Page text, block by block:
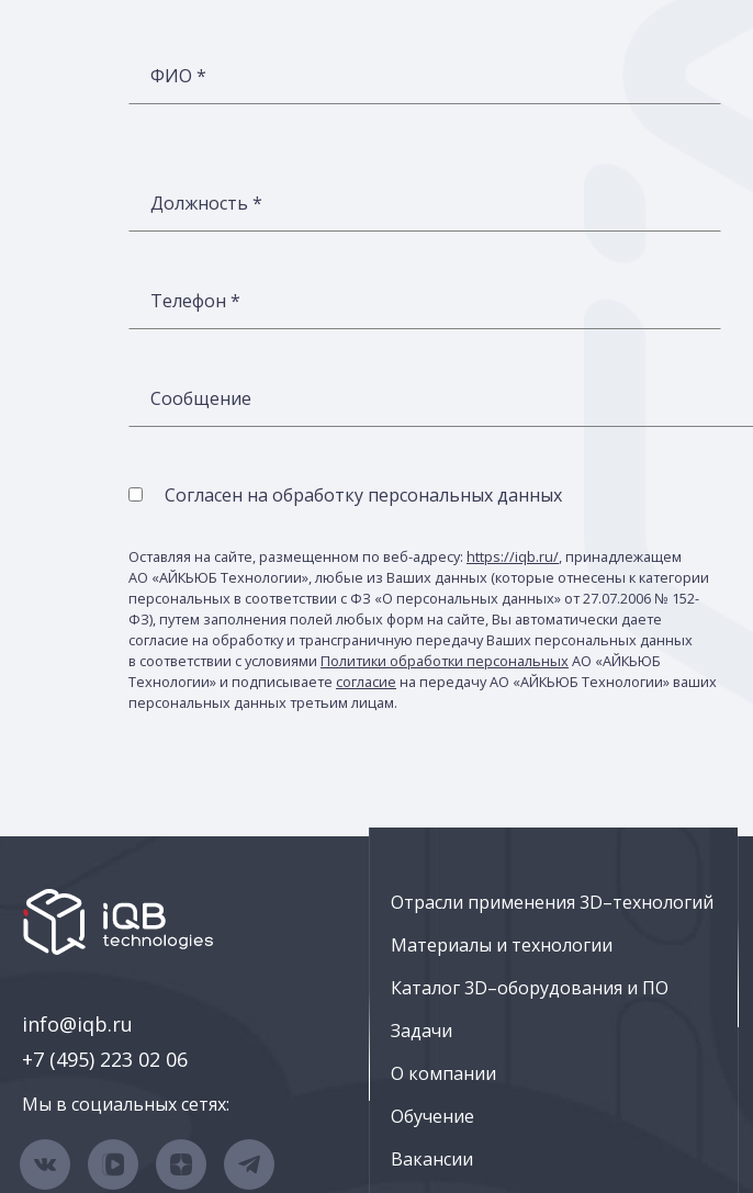
ФИО *
Должность *
Телефон *
Сообщение
Согласен на обработку персональных данных
Оставляя на сайте, размещенном по веб-адресу: https://iqb.ru/, принадлежащем
АО «АЙКЬЮБ Технологии», любые из Ваших данных (которые отнесены к категории
персональных в соответствии с ФЗ «О персональных данных» от 27.07.2006 № 152-
ФЗ), путем заполнения полей любых форм на сайте, Вы автоматически даете
согласие на обработку и трансграничную передачу Ваших персональных данных
в соответствии с условиями Политики обработки персональныхАО «АЙКЬЮБ
Технологии» и подписываете согласие на передачу АО «АЙКЬЮБ Технологии» ваших
персональных данных третьим лицам.
info@iqb.ru
+7 (495) 223 02 06
Мы в социальных сетях:
Отрасли применения 3D–технологий
Материалы и технологии
Каталог 3D–оборудования и ПО
Задачи
О компании
Обучение
Вакансии